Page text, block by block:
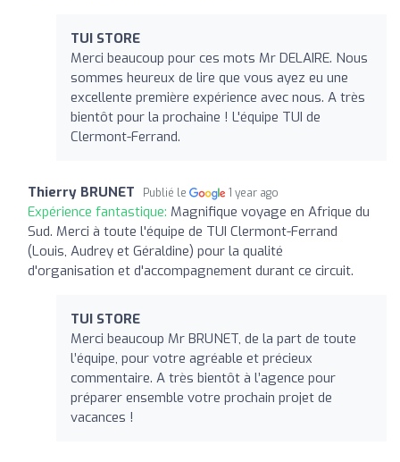
TUI STORE
Merci beaucoup pour ces mots Mr DELAIRE. Nous
sommes heureux de lire que vous ayez eu une
excellente première expérience avec nous. A très
bientôt pour la prochaine ! L'équipe TUI de
Clermont-Ferrand.
Thierry BRUNET Publié le 1 year ago
Expérience fantastique: Magnifique voyage en Afrique du
Sud. Merci à toute l'équipe de TUI Clermont-Ferrand
(Louis, Audrey et Géraldine) pour la qualité
d'organisation et d'accompagnement durant ce circuit.
TUI STORE
Merci beaucoup Mr BRUNET, de la part de toute
l’équipe, pour votre agréable et précieux
commentaire. A très bientôt à l’agence pour
préparer ensemble votre prochain projet de
vacances !